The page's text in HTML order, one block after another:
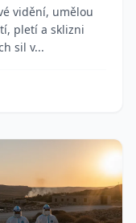
vidění, umělou
pletí a sklizni
sil v...